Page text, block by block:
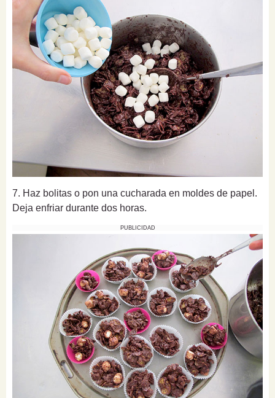
7. Haz bolitas o pon una cucharada en moldes de papel.
Deja enfriar durante dos horas.
PUBLICIDAD